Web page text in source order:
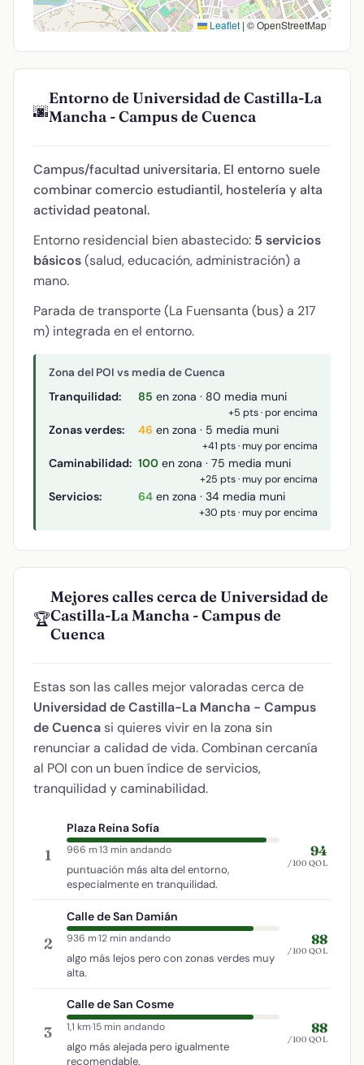
Leaflet | © OpenStreetMap
🌆
Entorno de Universidad de Castilla-La
Mancha - Campus de Cuenca
Campus/facultad universitaria. El entorno suele
combinar comercio estudiantil, hostelería y alta
actividad peatonal.
Entorno residencial bien abastecido: 5 servicios
básicos(salud, educación, administración) a
mano.
Parada de transporte (La Fuensanta (bus) a 217
m) integrada en el entorno.
Zona del POI vs media de Cuenca
Tranquilidad: 85 en zona · 80 media muni
+5 pts · por encima
Zonas verdes: 46 en zona · 5 media muni
+41 pts · muy por encima
Caminabilidad: 100 en zona · 75 media muni
+25 pts · muy por encima
Servicios: 64 en zona · 34 media muni
+30 pts · muy por encima
🏆
Mejores calles cerca de Universidad de
Castilla-La Mancha - Campus de
Cuenca
Estas son las calles mejor valoradas cerca de
Universidad de Castilla-La Mancha - Campus
de Cuenca si quieres vivir en la zona sin
renunciar a calidad de vida. Combinan cercanía
al POI con un buen índice de servicios,
tranquilidad y caminabilidad.
1
Plaza Reina Sofía
966 m·13 min andando
puntuación más alta del entorno,
especialmente en tranquilidad.
94
/100 QOL
2
Calle de San Damián
936 m·12 min andando
algo más lejos pero con zonas verdes muy
alta.
88
/100 QOL
3
Calle de San Cosme
1,1 km·15 min andando
algo más alejada pero igualmente
recomendable.
88
/100 QOL